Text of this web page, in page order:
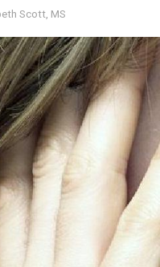
Scott, MS